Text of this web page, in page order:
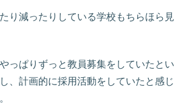
り減ったりしている学校もちらほら見
っぱりずっと教員募集をしていたとい
、計画的に採用活動をしていたと感じ